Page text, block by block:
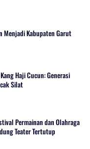
Menjadi Kabupaten Garut
Haji Cucun: Generasi
Silat
Permainan dan Olahraga
Teater Tertutup